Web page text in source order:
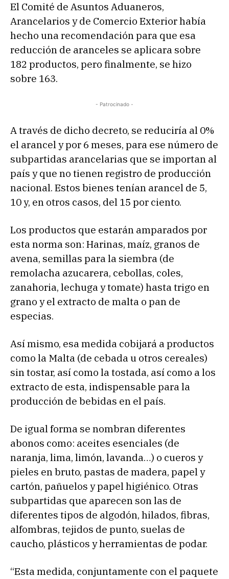
El Comité de Asuntos Aduaneros,
Arancelarios y de Comercio Exterior había
hecho una recomendación para que esa
reducción de aranceles se aplicara sobre
182 productos, pero finalmente, se hizo
sobre 163.
- Patrocinado -
A través de dicho decreto, se reduciría al 0%
el arancel y por 6 meses, para ese número de
subpartidas arancelarias que se importan al
país y que no tienen registro de producción
nacional. Estos bienes tenían arancel de 5,
10 y, en otros casos, del 15 por ciento.
Los productos que estarán amparados por
esta norma son: Harinas, maíz, granos de
avena, semillas para la siembra (de
remolacha azucarera, cebollas, coles,
zanahoria, lechuga y tomate) hasta trigo en
grano y el extracto de malta o pan de
especias.
Así mismo, esa medida cobijará a productos
como la Malta (de cebada u otros cereales)
sin tostar, así como la tostada, así como a los
extracto de esta, indispensable para la
producción de bebidas en el país.
De igual forma se nombran diferentes
abonos como: aceites esenciales (de
naranja, lima, limón, lavanda…) o cueros y
pieles en bruto, pastas de madera, papel y
cartón, pañuelos y papel higiénico. Otras
subpartidas que aparecen son las de
diferentes tipos de algodón, hilados, fibras,
alfombras, tejidos de punto, suelas de
caucho, plásticos y herramientas de podar.
“Esta medida, conjuntamente con el paquete